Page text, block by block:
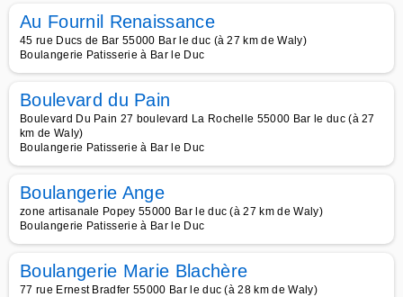
Au Fournil Renaissance
45 rue Ducs de Bar 55000 Bar le duc (à 27 km de Waly)
Boulangerie Patisserie à Bar le Duc
Boulevard du Pain
Boulevard Du Pain 27 boulevard La Rochelle 55000 Bar le duc (à 27
km de Waly)
Boulangerie Patisserie à Bar le Duc
Boulangerie Ange
zone artisanale Popey 55000 Bar le duc (à 27 km de Waly)
Boulangerie Patisserie à Bar le Duc
Boulangerie Marie Blachère
77 rue Ernest Bradfer 55000 Bar le duc (à 28 km de Waly)